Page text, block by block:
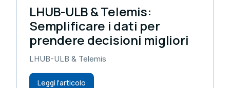
LHUB-ULB & Telemis:
Semplificare i dati per
prendere decisioni migliori
LHUB-ULB & Telemis
Leggi l'articolo